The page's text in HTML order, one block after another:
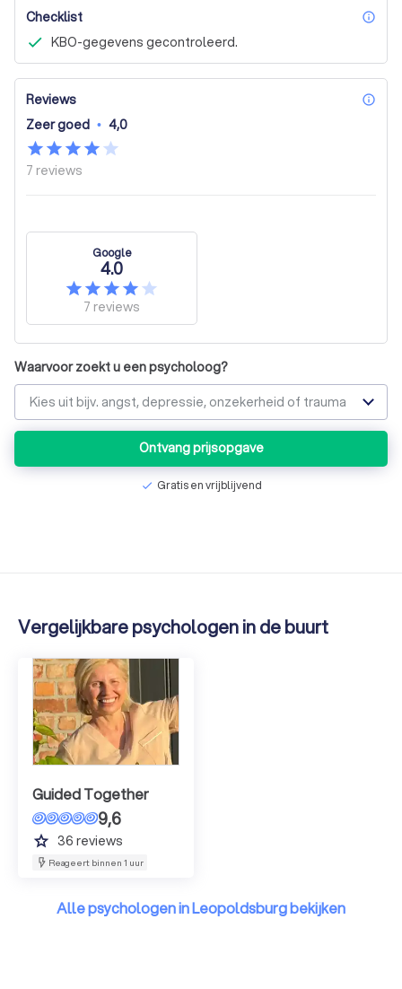
Checklist
KBO-gegevens gecontroleerd.
Reviews
Zeer goed • 4,0
7 reviews
Google
4.0
7 reviews
Waarvoor zoekt u een psycholoog?
Kies uit bijv. angst, depressie, onzekerheid of trauma
Ontvang prijsopgave
check Gratis en vrijblijvend
Vergelijkbare psychologen in de buurt
Guided Together
9,6
grade 36 reviews
Reageert binnen 1 uur
Alle psychologen in Leopoldsburg bekijken